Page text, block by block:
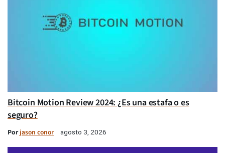
Bitcoin Motion Review 2024: ¿Es una estafa o es
seguro?
Porjason conor agosto 3, 2026